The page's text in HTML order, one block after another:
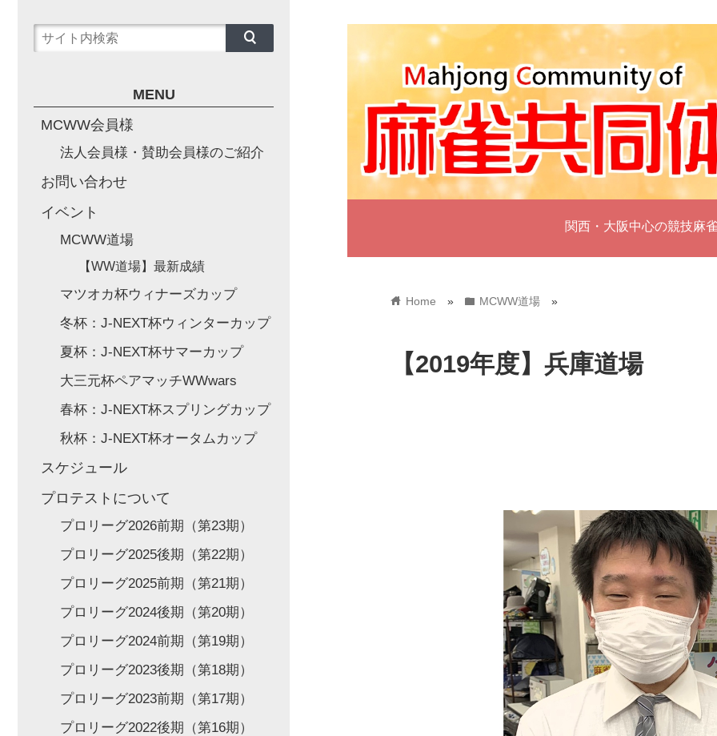
関西・大阪中心の競技麻
home Home » folder MCWW道場 »
【2019年度】兵庫道場
MENU
MCWW会員様
法人会員様・賛助会員様のご紹介
お問い合わせ
イベント
MCWW道場
【WW道場】最新成績
マツオカ杯ウィナーズカップ
冬杯：J-NEXT杯ウィンターカップ
夏杯：J-NEXT杯サマーカップ
大三元杯ペアマッチWWwars
春杯：J-NEXT杯スプリングカップ
秋杯：J-NEXT杯オータムカップ
スケジュール
プロテストについて
プロリーグ2026前期（第23期）
プロリーグ2025後期（第22期）
プロリーグ2025前期（第21期）
プロリーグ2024後期（第20期）
プロリーグ2024前期（第19期）
プロリーグ2023後期（第18期）
プロリーグ2023前期（第17期）
プロリーグ2022後期（第16期）